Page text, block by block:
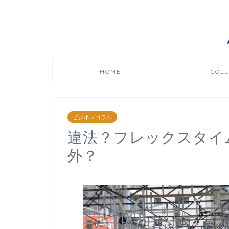
HOME
ビジネスコラム
違法？フレックスタ
外？